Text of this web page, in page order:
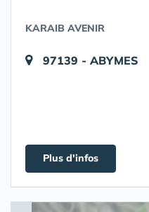
KARAIB AVENIR
97139 - ABYMES
Plus d'infos